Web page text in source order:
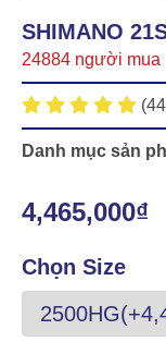
SHIMANO
24884 người mua
Danh mục sản
4,465,000₫
Chọn Size